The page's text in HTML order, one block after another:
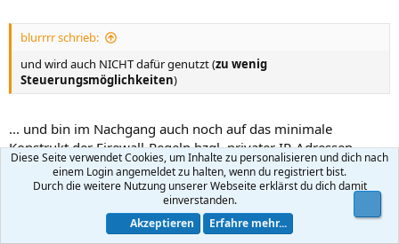
blurrrr schrieb:
und wird auch NICHT dafür genutzt (zu wenig
Steuerungsmöglichkeiten)
... und bin im Nachgang auch noch auf das minimale
Konstrukt der Firewall-Regeln bzgl. privater IP-Adressen
eingangen, womit ein Zugriff der nicht-LAN1-Netze auf das
Fritzbox-Netz unterbunden wird.
the other schrieb:
Diese Seite verwendet Cookies, um Inhalte zu personalisieren und dich nach
einem Login angemeldet zu halten, wenn du registriert bist.
Durch die weitere Nutzung unserer Webseite erklärst du dich damit
einverstanden.
Akzeptieren
Erfahre mehr...